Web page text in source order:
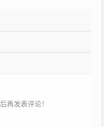
后再发表评论！